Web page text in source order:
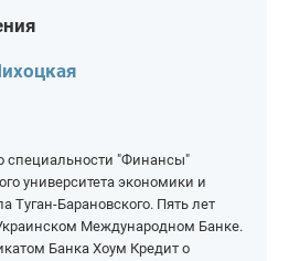
специальности "Финансы"
университета экономики и
Туган-Барановского. Пять лет
Международном Банке.
Банка Хоум Кредит о